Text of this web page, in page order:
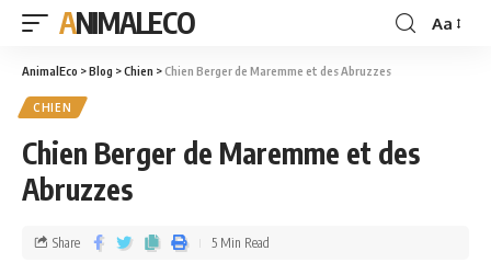
ANIMALECO Aa
AnimalEco >Blog >Chien >Chien Berger de Maremme et des Abruzzes
CHIEN
Chien Berger de Maremme et des
Abruzzes
Share 5 Min Read